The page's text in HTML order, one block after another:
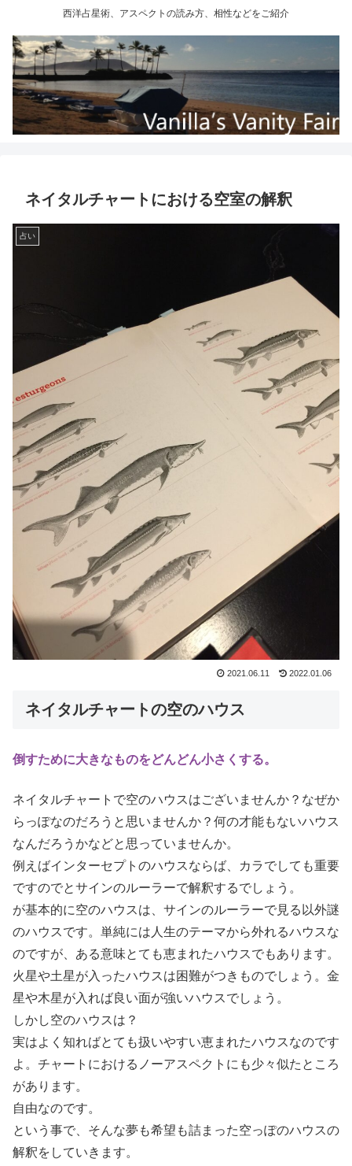
西洋占星術、アスペクトの読み方、相性などをご紹介
ネイタルチャートにおける空室の解釈
占い
2021.06.11 2022.01.06
ネイタルチャートの空のハウス
倒すために大きなものをどんどん小さくする。
ネイタルチャートで空のハウスはございませんか？なぜか
らっぽなのだろうと思いませんか？何の才能もないハウス
なんだろうかなどと思っていませんか。
例えばインターセプトのハウスならば、カラでしても重要
ですのでとサインのルーラーで解釈するでしょう。
が基本的に空のハウスは、サインのルーラーで見る以外謎
のハウスです。単純には人生のテーマから外れるハウスな
のですが、ある意味とても恵まれたハウスでもあります。
火星や土星が入ったハウスは困難がつきものでしょう。金
星や木星が入れば良い面が強いハウスでしょう。
しかし空のハウスは？
実はよく知ればとても扱いやすい恵まれたハウスなのです
よ。チャートにおけるノーアスペクトにも少々似たところ
があります。
自由なのです。
という事で、そんな夢も希望も詰まった空っぽのハウスの
解釈をしていきます。